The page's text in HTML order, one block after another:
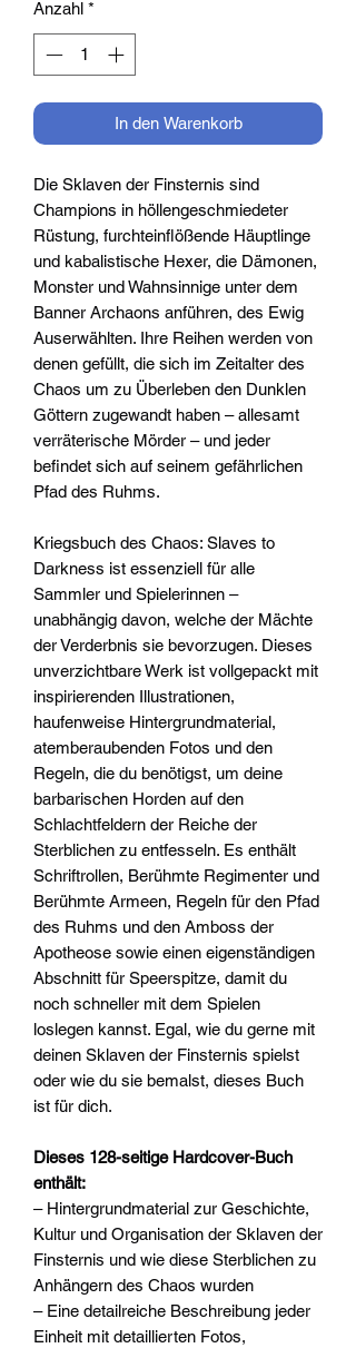
Anzahl *
In den Warenkorb
Die Sklaven der Finsternis sind
Champions in höllengeschmiedeter
Rüstung, furchteinflößende Häuptlinge
und kabalistische Hexer, die Dämonen,
Monster und Wahnsinnige unter dem
Banner Archaons anführen, des Ewig
Auserwählten. Ihre Reihen werden von
denen gefüllt, die sich im Zeitalter des
Chaos um zu Überleben den Dunklen
Göttern zugewandt haben – allesamt
verräterische Mörder – und jeder
befindet sich auf seinem gefährlichen
Pfad des Ruhms.
Kriegsbuch des Chaos: Slaves to
Darkness ist essenziell für alle
Sammler und Spielerinnen –
unabhängig davon, welche der Mächte
der Verderbnis sie bevorzugen. Dieses
unverzichtbare Werk ist vollgepackt mit
inspirierenden Illustrationen,
haufenweise Hintergrundmaterial,
atemberaubenden Fotos und den
Regeln, die du benötigst, um deine
barbarischen Horden auf den
Schlachtfeldern der Reiche der
Sterblichen zu entfesseln. Es enthält
Schriftrollen, Berühmte Regimenter und
Berühmte Armeen, Regeln für den Pfad
des Ruhms und den Amboss der
Apotheose sowie einen eigenständigen
Abschnitt für Speerspitze, damit du
noch schneller mit dem Spielen
loslegen kannst. Egal, wie du gerne mit
deinen Sklaven der Finsternis spielst
oder wie du sie bemalst, dieses Buch
ist für dich.
Dieses 128-seitige Hardcover-Buch
enthält:
– Hintergrundmaterial zur Geschichte,
Kultur und Organisation der Sklaven der
Finsternis und wie diese Sterblichen zu
Anhängern des Chaos wurden
– Eine detailreiche Beschreibung jeder
Einheit mit detaillierten Fotos,